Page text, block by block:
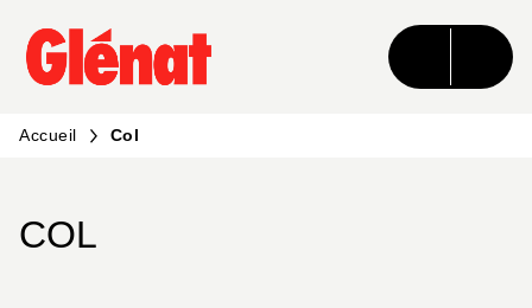
MENU RECHERCHE CONTENU
PIED DE PAGE
Accueil Col
COL